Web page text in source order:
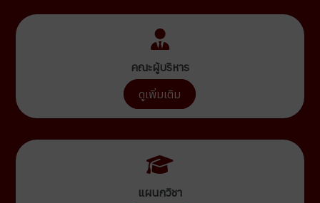
คณะผู้บริหาร
ดูเพิ่มเติม
แผนกวิชา